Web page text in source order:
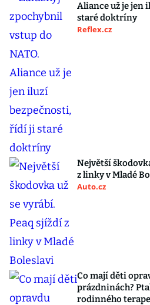
Aliance už je jen
staré doktríny
Reflex.cz
Největší
z linky v Mladé
Auto.cz
Co mají děti
prázdninách?
rodinného